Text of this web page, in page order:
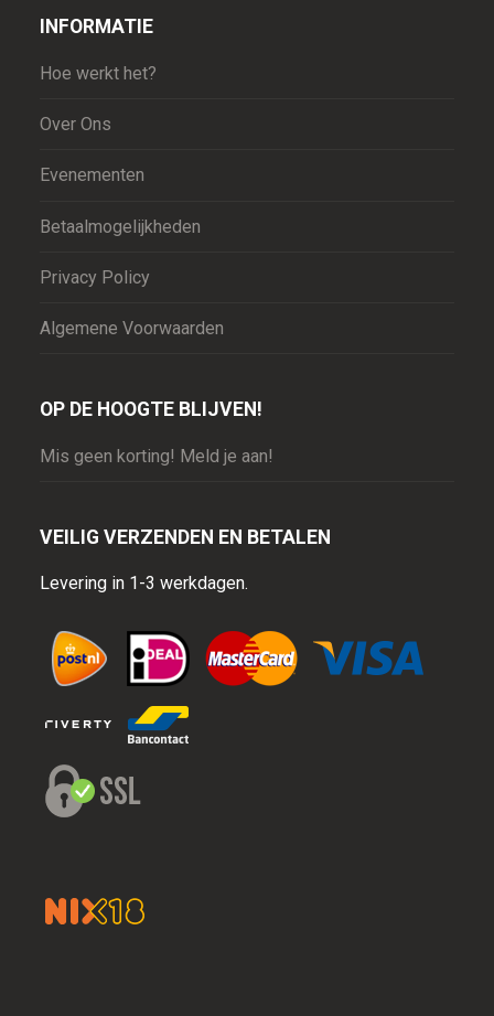
INFORMATIE
Hoe werkt het?
Over Ons
Evenementen
Betaalmogelijkheden
Privacy Policy
Algemene Voorwaarden
OP DE HOOGTE BLIJVEN!
Mis geen korting! Meld je aan!
VEILIG VERZENDEN EN BETALEN
Levering in 1-3 werkdagen.